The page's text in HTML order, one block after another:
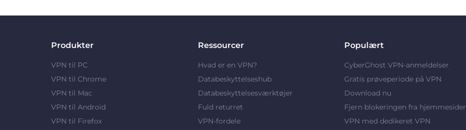
Produkter
VPN til PC
VPN til Chrome
VPN til Mac
VPN til Android
VPN til Firefox
Ressourcer
Hvad er en VPN?
Databeskyttelseshub
Databeskyttelsesværktøjer
Fuld returret
VPN-fordele
Populært
CyberGhost VPN-anmeldelser
Gratis prøveperiode på VPN
Download nu
Fjern blokeringen fra hjemmesider
VPN med dedikeret VPN